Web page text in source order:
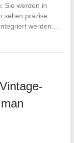
Sie werden in
selten präzise
werden…